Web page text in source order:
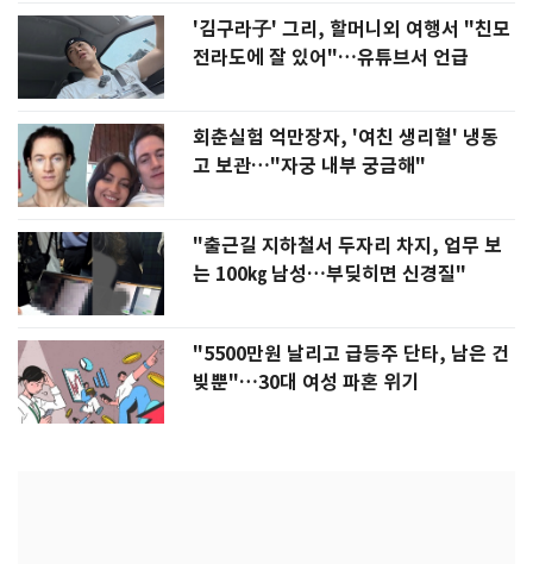
'김구라子' 그리, 할머니외 여행서 "친모
전라도에 잘 있어"…유튜브서 언급
회춘실험 억만장자, '여친 생리혈' 냉동
고 보관…"자궁 내부 궁금해"
"출근길 지하철서 두자리 차지, 업무 보
는 100㎏ 남성…부딪히면 신경질"
"5500만원 날리고 급등주 단타, 남은 건
빚뿐"…30대 여성 파혼 위기